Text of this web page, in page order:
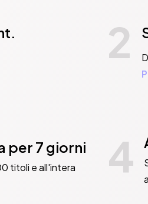
2
per 7 giorni
titoli e all'intera
4